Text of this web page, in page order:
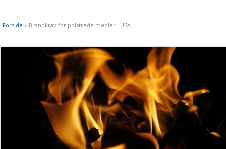
Forside » Brandkrav for polstrede møbler i USA